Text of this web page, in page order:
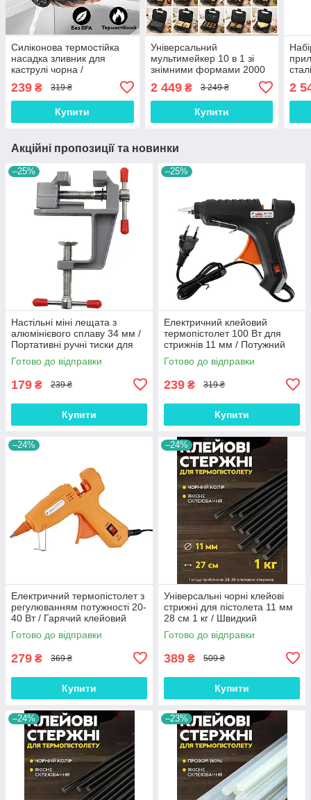
Силіконова термостійка
насадка зливник для
каструлі чорна /
кліпса для безпечного
зливу води
239 ₴ 319 ₴
Купити
Універсальний
мультимейкер 10 в 1 зі
знімними формами 2000
мультипекар для вафель і
сендвічів
2 449₴ 3 249 ₴
Купити
їжі
2
Акційні пропозиції та новинки
–25%
Настільні міні лещата з
алюмінієвого сплаву 34 мм /
Портативні ручні тиски для
надійної фіксації деталей та
творчих робіт
Готово до відправки
179 ₴ 239 ₴
Купити
–25%
Електричний клейовий
термопістолет 100 Вт для
стрижнів 11 мм / Потужний
термоклеєвий прилад для
ремонту та рукоділля
Готово до відправки
239 ₴ 319 ₴
Купити
–24%
Електричний термопістолет з
регулюванням потужності 20-
40 Вт / Гарячий клейовий
пристрій для стрижнів 7 мм
Готово до відправки
279 ₴ 369 ₴
Купити
–24%
Універсальні чорні клейові
стрижні для пістолета 11 мм
28 см 1 кг / Швидкий
термоклей для декоративних
та ремонтних робіт
Готово до відправки
389 ₴ 509 ₴
Купити
–24% –23%